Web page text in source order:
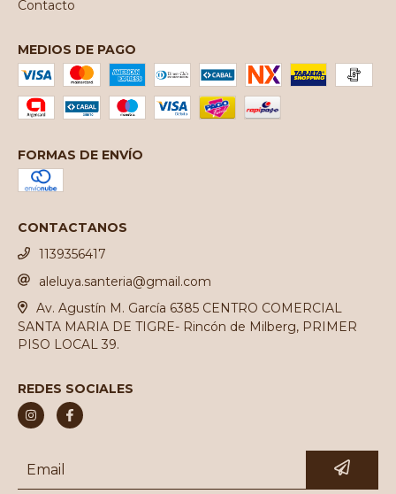
Contacto
MEDIOS DE PAGO
FORMAS DE ENVÍO
CONTACTANOS
1139356417
aleluya.santeria@gmail.com
Av. Agustín M. García 6385 CENTRO COMERCIAL
SANTA MARIA DE TIGRE- Rincón de Milberg, PRIMER
PISO LOCAL 39.
REDES SOCIALES